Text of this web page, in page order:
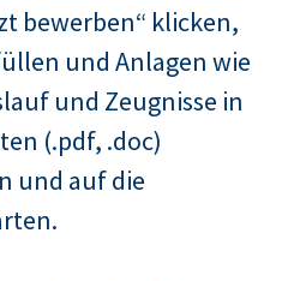
bewerben“ klicken,
und Anlagen wie
und Zeugnisse in
(.pdf, .doc)
und auf die